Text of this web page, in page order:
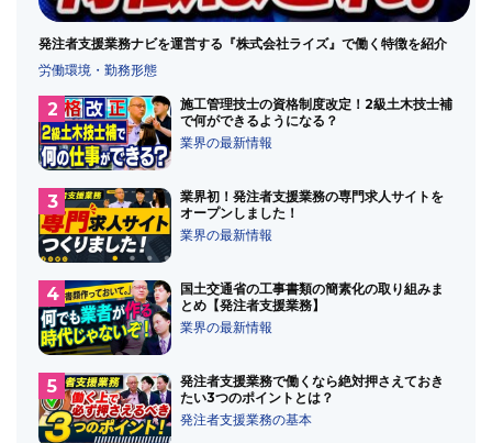
発注者支援業務ナビを運営する『株式会社ライズ』で働く特徴を紹介
労働環境・勤務形態
施工管理技士の資格制度改定！2級土木技士補
で何ができるようになる？
業界の最新情報
業界初！発注者支援業務の専門求人サイトを
オープンしました！
業界の最新情報
国土交通省の工事書類の簡素化の取り組みま
とめ【発注者支援業務】
業界の最新情報
発注者支援業務で働くなら絶対押さえておき
たい3つのポイントとは？
発注者支援業務の基本